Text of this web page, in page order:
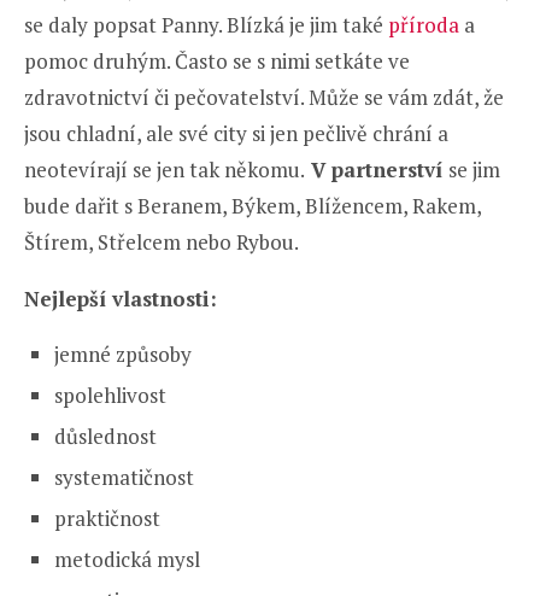
se daly popsat Panny. Blízká je jim také příroda a
pomoc druhým. Často se s nimi setkáte ve
zdravotnictví či pečovatelství. Může se vám zdát, že
jsou chladní, ale své city si jen pečlivě chrání a
neotevírají se jen tak někomu. V partnerství se jim
bude dařit s Beranem, Býkem, Blížencem, Rakem,
Štírem, Střelcem nebo Rybou.
Nejlepší vlastnosti:
jemné způsoby
spolehlivost
důslednost
systematičnost
praktičnost
metodická mysl